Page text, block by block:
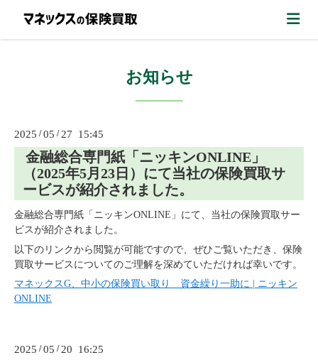
お知らせ
2025 /05 / 27 15:45
金融総合専門紙「ニッキンONLINE」
（2025年5月23日）にて当社の保険買取サ
ービスが紹介されました。
金融総合専門紙「ニッキンONLINE」にて、当社の保険買取サー
ビスが紹介されました。
以下のリンクから閲覧が可能ですので、ぜひご覧いただき、保険
買取サービスについてのご理解を深めていただければ幸いです。
マネックスG、中小の保険買い取り 資金繰り一助に | ニッキン
ONLINE
2025 /05 /20 16:25